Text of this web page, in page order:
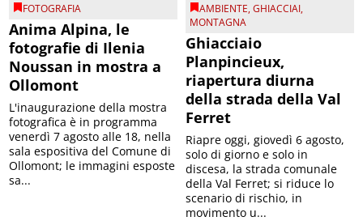
FOTOGRAFIA
Anima Alpina, le
fotografie di Ilenia
Noussan in mostra a
Ollomont
L'inaugurazione della mostra
fotografica è in programma
venerdì 7 agosto alle 18, nella
sala espositiva del Comune di
Ollomont; le immagini esposte
sa...
AMBIENTE,GHIACCIAI,
MONTAGNA
Ghiacciaio
Planpincieux,
riapertura diurna
della strada della Val
Ferret
Riapre oggi, giovedì 6 agosto,
solo di giorno e solo in
discesa, la strada comunale
della Val Ferret; si riduce lo
scenario di rischio, in
movimento u...